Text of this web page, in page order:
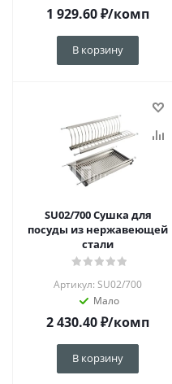
1 929.60₽/комп
В корзину
SU02/700 Сушка для
посуды из нержавеющей
стали
Артикул: SU02/700
Мало
2 430.40₽/комп
В корзину